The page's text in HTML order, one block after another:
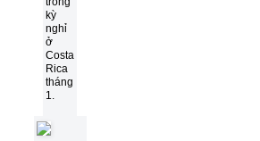
kỳ
nghỉ
ở
Costa
Rica
tháng
1.